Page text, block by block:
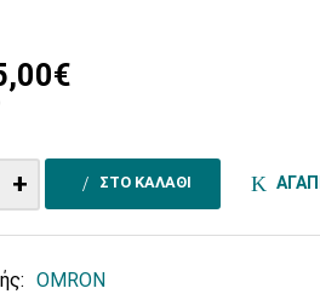
+ ΣΤΟ ΚΑΛΑΘΙ
OMRON